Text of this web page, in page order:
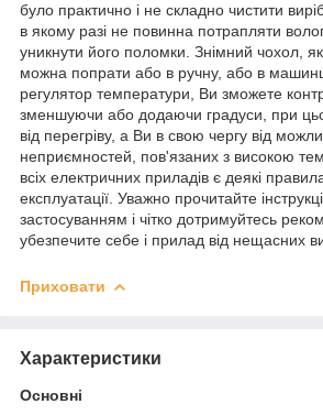
було практично і не складно чистити
в якому разі не повинна потрапляти
уникнути його поломки. Знімний чохол,
можна попрати або в ручну, або в
регулятор температури, Ви зможете
зменшуючи або додаючи градуси, при
від перегріву, а Ви в свою чергу від
неприємностей, пов'язаних з високою
всіх електричних приладів є деякі
експлуатації. Уважно прочитайте
застосуванням і чітко дотримуйтесь
убезпечите себе і прилад від нещасних
Приховати
Характеристики
Основні